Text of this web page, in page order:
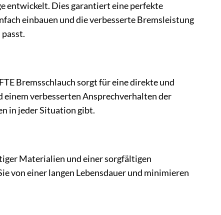
entwickelt. Dies garantiert eine perfekte
einbauen und die verbesserte Bremsleistung
Bremsschlauch sorgt für eine direkte und
einem verbesserten Ansprechverhalten der
in jeder Situation gibt.
Materialien und einer sorgfältigen
von einer langen Lebensdauer und minimieren